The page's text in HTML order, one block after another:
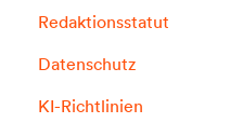
Redaktionsstatut
Datenschutz
KI-Richtlinien